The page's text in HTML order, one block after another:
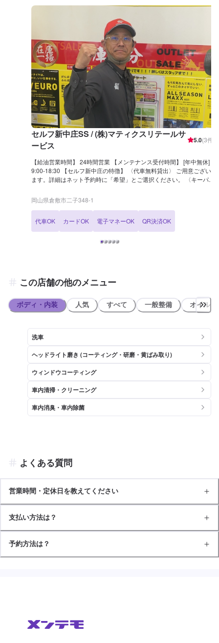
セルフ新中庄SS / (株)マティクスリテールサ
ービス
5.0(3件)
【給油営業時間】 24時間営業 【メンテナンス受付時間】 [年中無休]
9:00-18:30 【セルフ新中庄の特徴】 〈代車無料貸出〉 ご用意ござい
ます。詳細はネット予約時に「希望」とご選択ください。 〈キーパー
上げます。 〈レンタカー〉 当店ではレンタカーも取り扱っておりま
す。詳しくはお問合せください。 【国家資格保持者が在籍】 2級整備
い。日常で気になるトラブルもご相談下さい。 【セルフ新中庄は認証
資格を持っております】 セルフ新中庄SSは分解認証（部分）を取得
しております。 →より多くの整備が可能です。ぜひこちらのページか
岡山県倉敷市二子348-1
代車OK カードOK 電子マネーOK QR決済OK
この店舗の他のメニュー
ボディ・内装 人気 すべて 一般整備 オイル類
洗車
ヘッドライト磨き (コーティング・研磨・黄ばみ取り)
ウィンドウコーティング
車内清掃・クリーニング
車内消臭・車内除菌
よくある質問
営業時間・定休日を教えてください
支払い方法は？
予約方法は？